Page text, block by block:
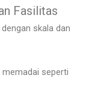
Fasilitas
skala dan
seperti